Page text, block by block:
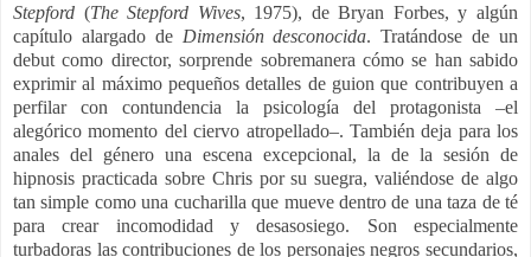
Stepford (The Stepford Wives, 1975), de Bryan Forbes, y algún
capítulo alargado de Dimensión desconocida. Tratándose de un
debut como director, sorprende sobremanera cómo se han sabido
exprimir al máximo pequeños detalles de guion que contribuyen a
perfilar con contundencia la psicología del protagonista –el
alegórico momento del ciervo atropellado–. También deja para los
anales del género una escena excepcional, la de la sesión de
hipnosis practicada sobre Chris por su suegra, valiéndose de algo
tan simple como una cucharilla que mueve dentro de una taza de té
para crear incomodidad y desasosiego. Son especialmente
turbadoras las contribuciones de los personajes negros secundarios,